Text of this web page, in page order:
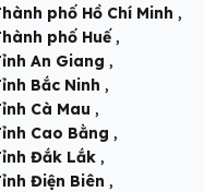
phố Hồ Chí Minh ,
phố Huế ,
An Giang ,
Bắc Ninh ,
Cà Mau ,
Cao Bằng ,
Đắk Lắk ,
Điện Biên ,